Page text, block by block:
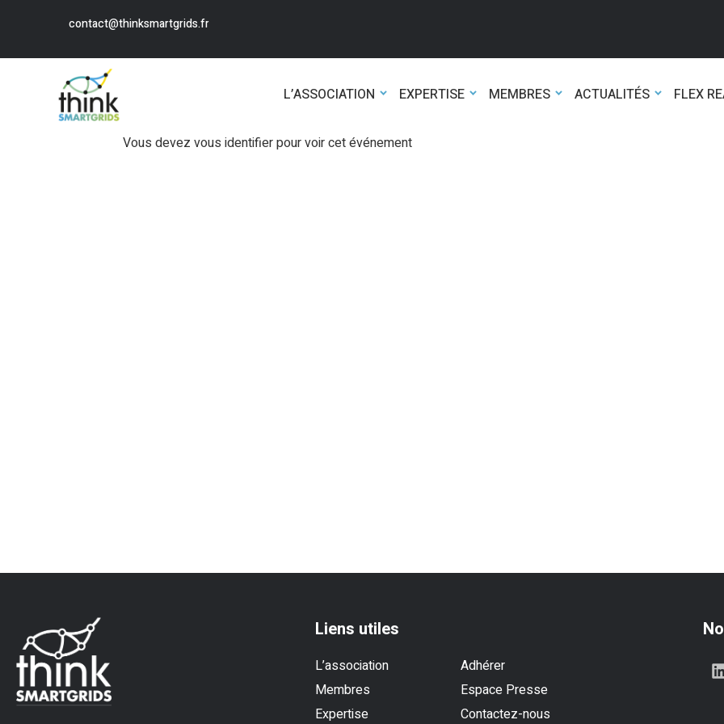
contact@thinksmartgrids.fr
L’ASSOCIATION EXPERTISE MEMBRES ACTUALITÉS FLEX
Vous devez vous identifier pour voir cet événement
Liens utiles
L’association
Adhérer
Membres
Espace Presse
Expertise
Contactez-nous